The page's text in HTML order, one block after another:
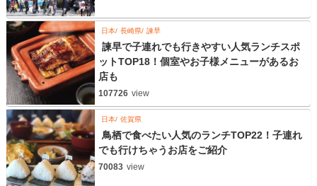
日本 長崎県 諫早
諫早で子連れでも行きやすい人気ランチスポ
ットTOP18！個室やお子様メニューがあるお
店も
107726 view
日本 佐賀県
鳥栖で食べたい人気のランチTOP22！子連れ
でも行けちゃうお店をご紹介
70083 view